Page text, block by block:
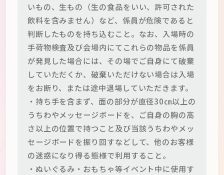
いもの、生もの（生の食品をいい、許可された
飲料を含みません）など、係員が危険であると
判断したものを持ち込むこと。なお、入場時の
手荷物検査及び会場内にてこれらの物品を係員
が発見した場合には、その場でご自身にて破棄
していただくか、破棄いただけない場合は入場
をお断り、または途中退場していただきます。
・持ち手を含まず、面の部分が直径30㎝以上の
うちわやメッセージボードを、ご自身の胸の高
さ以上の位置で持つこと及び当該うちわやメッ
セージボードを振り回すなどして、他のお客様
の迷惑になり得る態様で利用すること。
・ぬいぐるみ・おもちゃ等イベント中に使用す